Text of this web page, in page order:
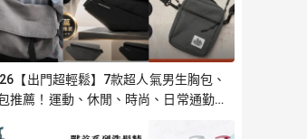
【出門超輕鬆】7款超人氣男生胸包、
推薦！運動、休閒、時尚、日常通勤必